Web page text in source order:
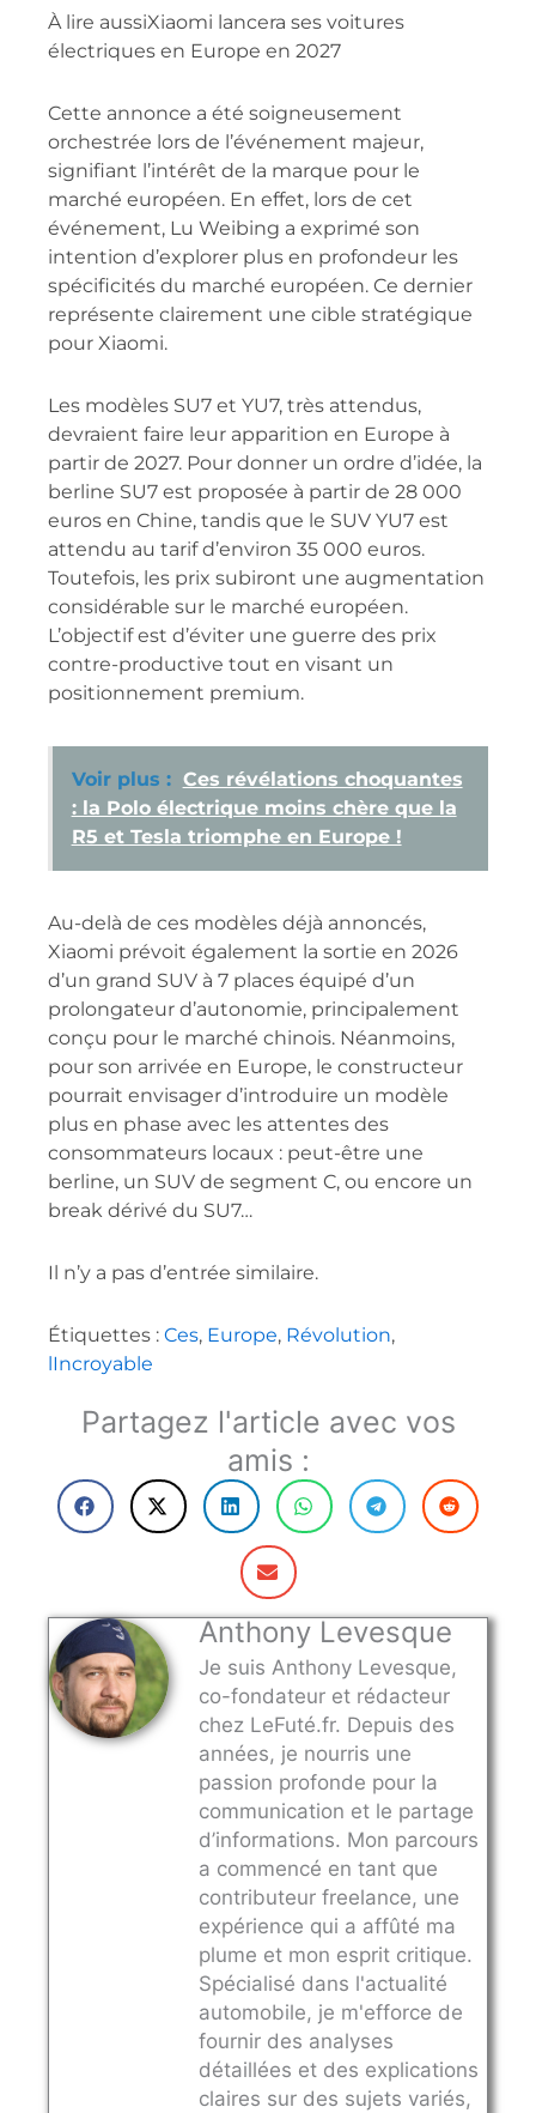
À lire aussiXiaomi lancera ses voitures
électriques en Europe en 2027
Cette annonce a été soigneusement
orchestrée lors de l’événement majeur,
signifiant l’intérêt de la marque pour le
marché européen. En effet, lors de cet
événement, Lu Weibing a exprimé son
intention d’explorer plus en profondeur les
spécificités du marché européen. Ce dernier
représente clairement une cible stratégique
pour Xiaomi.
Les modèles SU7 et YU7, très attendus,
devraient faire leur apparition en Europe à
partir de 2027. Pour donner un ordre d’idée, la
berline SU7 est proposée à partir de 28 000
euros en Chine, tandis que le SUV YU7 est
attendu au tarif d’environ 35 000 euros.
Toutefois, les prix subiront une augmentation
considérable sur le marché européen.
L’objectif est d’éviter une guerre des prix
contre-productive tout en visant un
positionnement premium.
Voir plus : Ces révélations choquantes
: la Polo électrique moins chère que la
R5 et Tesla triomphe en Europe !
Au-delà de ces modèles déjà annoncés,
Xiaomi prévoit également la sortie en 2026
d’un grand SUV à 7 places équipé d’un
prolongateur d’autonomie, principalement
conçu pour le marché chinois. Néanmoins,
pour son arrivée en Europe, le constructeur
pourrait envisager d’introduire un modèle
plus en phase avec les attentes des
consommateurs locaux : peut-être une
berline, un SUV de segment C, ou encore un
break dérivé du SU7…
Il n’y a pas d’entrée similaire.
Étiquettes : Ces, Europe, Révolution,
lIncroyable
Partagez l'article avec vos
amis :
Anthony Levesque
Je suis Anthony Levesque,
co-fondateur et rédacteur
chez LeFuté.fr. Depuis des
années, je nourris une
passion profonde pour la
communication et le partage
d’informations. Mon parcours
a commencé en tant que
contributeur freelance, une
expérience qui a affûté ma
plume et mon esprit critique.
Spécialisé dans l'actualité
automobile, je m'efforce de
fournir des analyses
détaillées et des explications
claires sur des sujets variés,